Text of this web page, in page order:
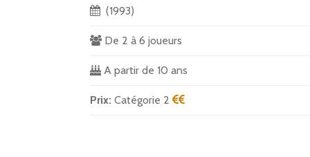
(1993)
De 2 à 6 joueurs
A partir de 10 ans
Prix: Catégorie 2